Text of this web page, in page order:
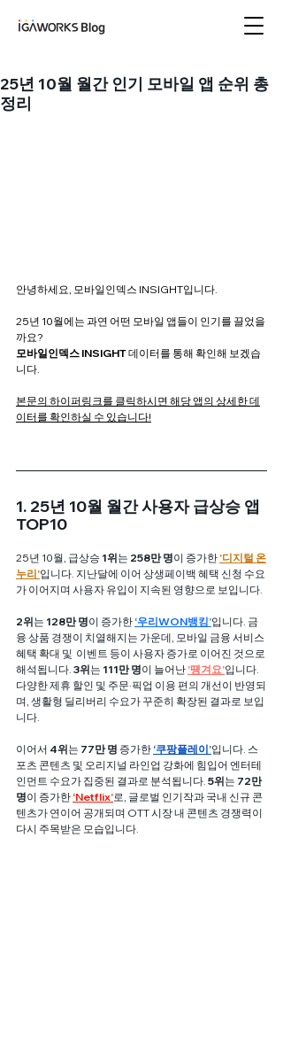
25년 10월 월간 인기 모바일 앱 순위 총
정리
안녕하세요, 모바일인덱스 INSIGHT입니다.
25년 10월에는 과연 어떤 모바일 앱들이 인기를 끌었을
까요?
모바일인덱스 INSIGHT 데이터를 통해 확인해 보겠습
니다.
본문의 하이퍼링크를 클릭하시면 해당 앱의 상세한 데
이터를 확인하실 수 있습니다!
1. 25년 10월 월간 사용자 급상승 앱
TOP10
25년 10월, 급상승 1위는 258만 명이 증가한 '디지털 온
누리'입니다. 지난달에 이어 상생페이백 혜택 신청 수요
가 이어지며 사용자 유입이 지속된 영향으로 보입니다.
2위는 128만 명이 증가한 ‘우리WON뱅킹’입니다. 금
융 상품 경쟁이 치열해지는 가운데, 모바일 금융 서비스
혜택 확대 및  이벤트 등이 사용자 증가로 이어진 것으로
해석됩니다. 3위는 111만 명이 늘어난 '떙겨요'입니다.
다양한 제휴 할인 및 주문·픽업 이용 편의 개선이 반영되
며, 생활형 딜리버리 수요가 꾸준히 확장된 결과로 보입
니다.
이어서 4위는 77만 명 증가한 ‘쿠팡플레이’입니다. 스
포츠 콘텐츠 및 오리지널 라인업 강화에 힘입어 엔터테
인먼트 수요가 집중된 결과로 분석됩니다. 5위는 72만
명이 증가한 ‘Netflix’로, 글로벌 인기작과 국내 신규 콘
텐츠가 연이어 공개되며 OTT 시장 내 콘텐츠 경쟁력이
다시 주목받은 모습입니다.